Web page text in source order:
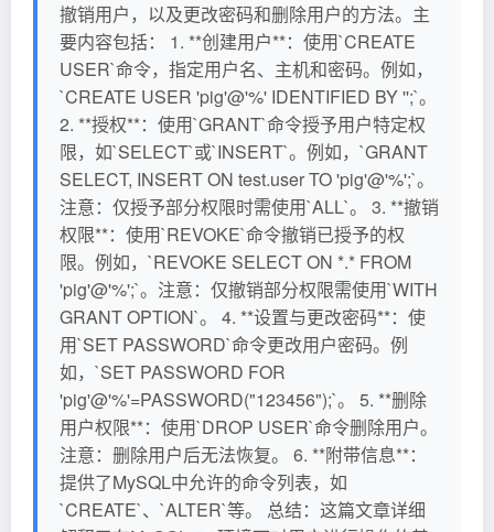
撤销用户，以及更改密码和删除用户的方法。主
要内容包括： 1. **创建用户**：使用`CREATE
USER`命令，指定用户名、主机和密码。例如，
`CREATE USER 'pig'@'%' IDENTIFIED BY '';`。
2. **授权**：使用`GRANT`命令授予用户特定权
限，如`SELECT`或`INSERT`。例如，`GRANT
SELECT, INSERT ON test.user TO 'pig'@'%';`。
注意：仅授予部分权限时需使用`ALL`。 3. **撤销
权限**：使用`REVOKE`命令撤销已授予的权
限。例如，`REVOKE SELECT ON *.* FROM
'pig'@'%';`。注意：仅撤销部分权限需使用`WITH
GRANT OPTION`。 4. **设置与更改密码**：使
用`SET PASSWORD`命令更改用户密码。例
如，`SET PASSWORD FOR
'pig'@'%'=PASSWORD("123456");`。 5. **删除
用户权限**：使用`DROP USER`命令删除用户。
注意：删除用户后无法恢复。 6. **附带信息**：
提供了MySQL中允许的命令列表，如
`CREATE`、`ALTER`等。 总结：这篇文章详细